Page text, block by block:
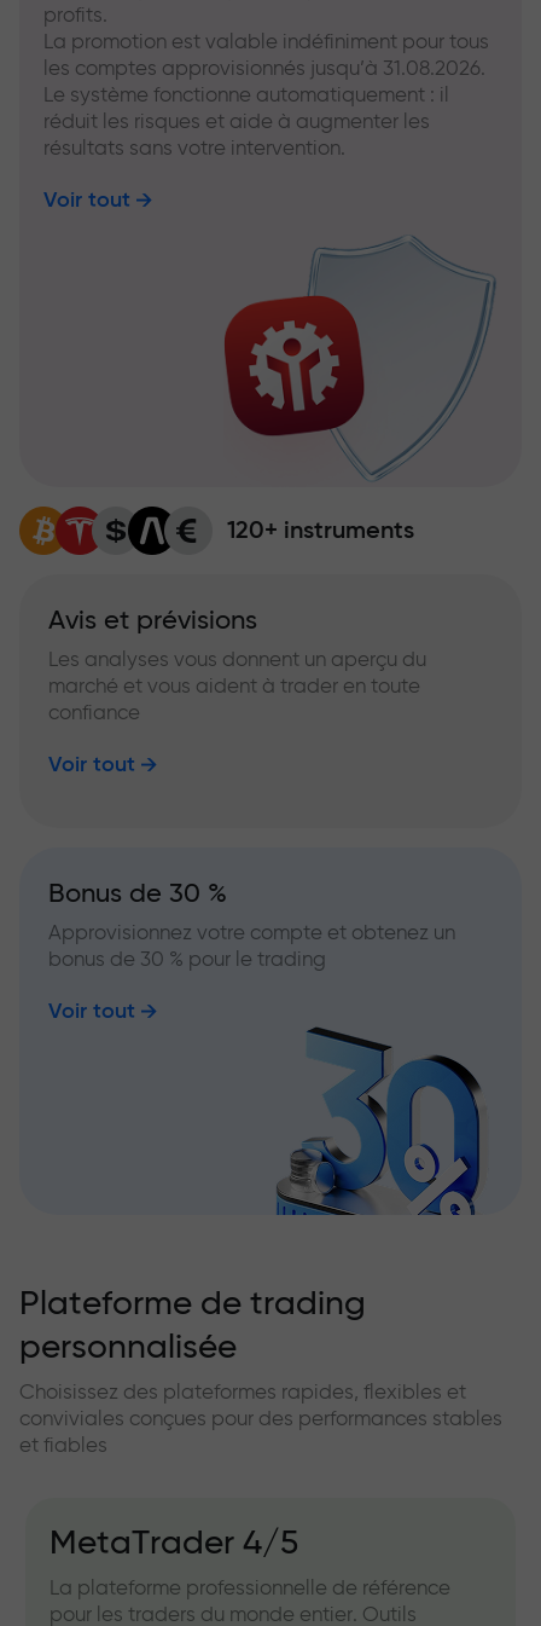
profits.
La promotion est valable indéfiniment pour tous
les comptes approvisionnés jusqu’à 31.08.2026.
Le système fonctionne automatiquement : il
réduit les risques et aide à augmenter les
résultats sans votre intervention.
Voir tout
120+ instruments
Avis et prévisions
Les analyses vous donnent un aperçu du
marché et vous aident à trader en toute
confiance
Voir tout
Bonus de 30 %
Approvisionnez votre compte et obtenez un
bonus de 30 % pour le trading
Voir tout
Plateforme de trading
personnalisée
Choisissez des plateformes rapides, flexibles et
conviviales conçues pour des performances stables
et fiables
MetaTrader 4/5
La plateforme professionnelle de référence
pour les traders du monde entier. Outils